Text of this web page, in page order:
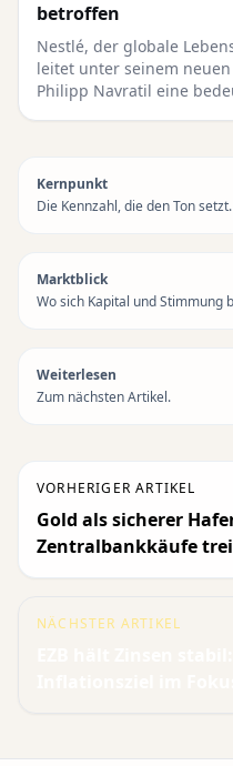
betroffen
Nestlé, der globale
leitet unter seinem
Philipp Navratil eine
Kernpunkt
Die Kennzahl, die den Ton setzt.
Marktblick
Wo sich Kapital und Stimmung
Weiterlesen
Zum nächsten Artikel.
VORHERIGER ARTIKEL
Gold als sicherer
Zentralbankkäufe
NÄCHSTER ARTIKEL